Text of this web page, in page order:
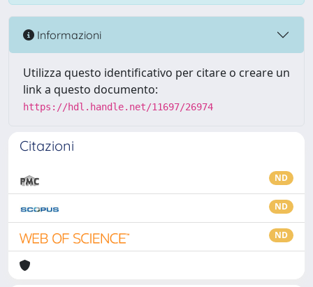
Informazioni
Utilizza questo identificativo per citare o creare un
link a questo documento:
https://hdl.handle.net/11697/26974
Citazioni
ND
ND
ND